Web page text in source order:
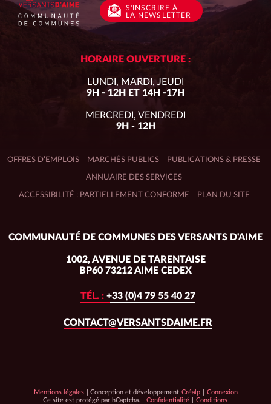
HORAIRE OUVERTURE :
LUNDI, MARDI, JEUDI
9H - 12H ET 14H -17H
MERCREDI, VENDREDI
9H - 12H
OFFRES D’EMPLOIS MARCHÉS PUBLICS PUBLICATIONS & PRESSE
ANNUAIRE DES SERVICES
ACCESSIBILITÉ : PARTIELLEMENT CONFORME PLAN DU SITE
S'INSCRIRE À
LA NEWSLETTER
Adresse
COMMUNAUTÉ DE COMMUNES DES VERSANTS D'AIME
1002, AVENUE DE TARENTAISE
BP60 73212 AIME CEDEX
TÉL. :+33 (0)4 79 55 40 27
CONTACT@VERSANTSDAIME.FR
Mentions légales | Conception et développement Conception
et
Créalp
Connexion
Ce site est protégé par hCaptcha. | hCaptcha
Confidentialité
hCaptcha
Conditions